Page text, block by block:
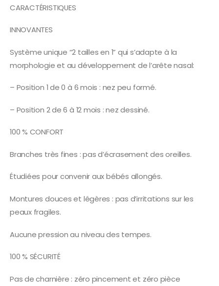
CARACTÉRISTIQUES
INNOVANTES
Système unique “2 tailles en 1” qui s’adapte à la
morphologie et au développement de l’arête nasal:
– Position 1 de 0 à 6 mois : nez peu formé.
– Position 2 de 6 à 12 mois : nez dessiné.
100 % CONFORT
Branches très fines : pas d’écrasement des oreilles.
Étudiées pour convenir aux bébés allongés.
Montures douces et légères : pas d’irritations sur les
peaux fragiles.
Aucune pression au niveau des tempes.
100 % SÉCURITÉ
Pas de charnière : zéro pincement et zéro pièce